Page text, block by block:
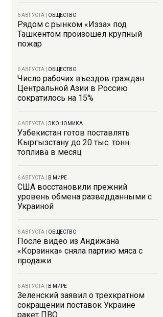
6 АВГУСТА ОБЩЕСТВО
Рядом с рынком «Изза» под
Ташкентом произошел крупный
пожар
6 АВГУСТА ОБЩЕСТВО
Число рабочих въездов граждан
Центральной Азии в Россию
сократилось на 15%
6 АВГУСТА ЭКОНОМИКА
Узбекистан готов поставлять
Кыргызстану до 20 тыс. тонн
топлива в месяц
6 АВГУСТА В МИРЕ
США восстановили прежний
уровень обмена разведданными с
Украиной
6 АВГУСТА ОБЩЕСТВО
После видео из Андижана
«Корзинка» сняла партию мяса с
продажи
6 АВГУСТА В МИРЕ
Зеленский заявил о трехкратном
сокращении поставок Украине
ракет ПВО